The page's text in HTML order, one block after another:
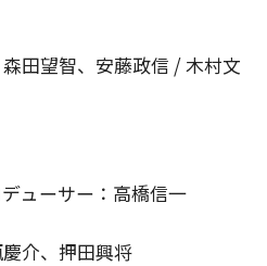
田望智、安藤政信 / 木村文
ューサー：高橋信一
介、押田興将